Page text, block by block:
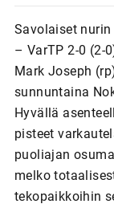
Savolaiset
– VarTP 2-0 (2-
Mark Joseph
sunnuntaina
Hyvällä
pisteet
puoliajan
melko
tekopaikkoihin